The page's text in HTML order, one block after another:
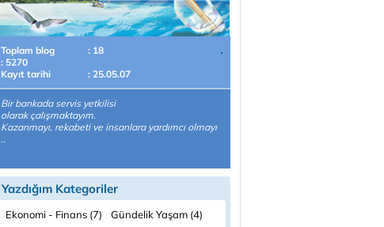
Toplam blog
: 18
: 5270
Kayıt tarihi
: 25.05.07
Bir bankada servis yetkilisi
olarak çalışmaktayım.
Kazanmayı, rekabeti ve insanlara yardımcı olmayı
..
Yazdığım Kategoriler
Ekonomi - Finans (7)
Gündelik Yaşam (4)